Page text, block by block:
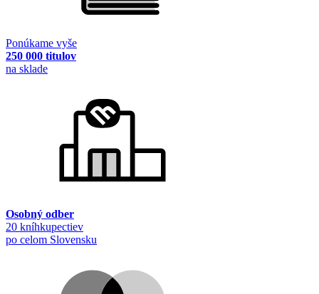
Ponúkame vyše
250 000 titulov
na sklade
Osobný odber
20 kníhkupectiev
po celom Slovensku